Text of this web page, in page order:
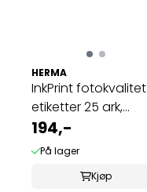
HERMA
InkPrint fotokvalitet
etiketter 25 ark,
63.5x38.1 ...
194,-
På lager
Kjøp